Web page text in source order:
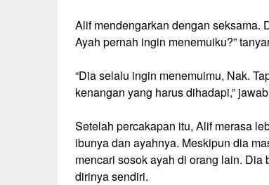
Alif mendengarkan dengan seksama.
Ayah pernah ingin menemuiku?”
“Dia selalu ingin menemuimu, Nak.
kenangan yang harus dihadapi,”
Setelah percakapan itu, Alif merasa
ibunya dan ayahnya. Meskipun dia
mencari sosok ayah di orang lain.
dirinya sendiri.